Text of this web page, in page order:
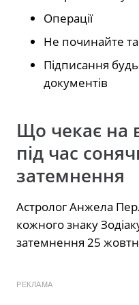
Операції
Не починайте
Підписання
документів
Що чекає на
під час
затемнення
Астролог Анжела
кожного знаку
затемнення 25
РЕКЛАМА